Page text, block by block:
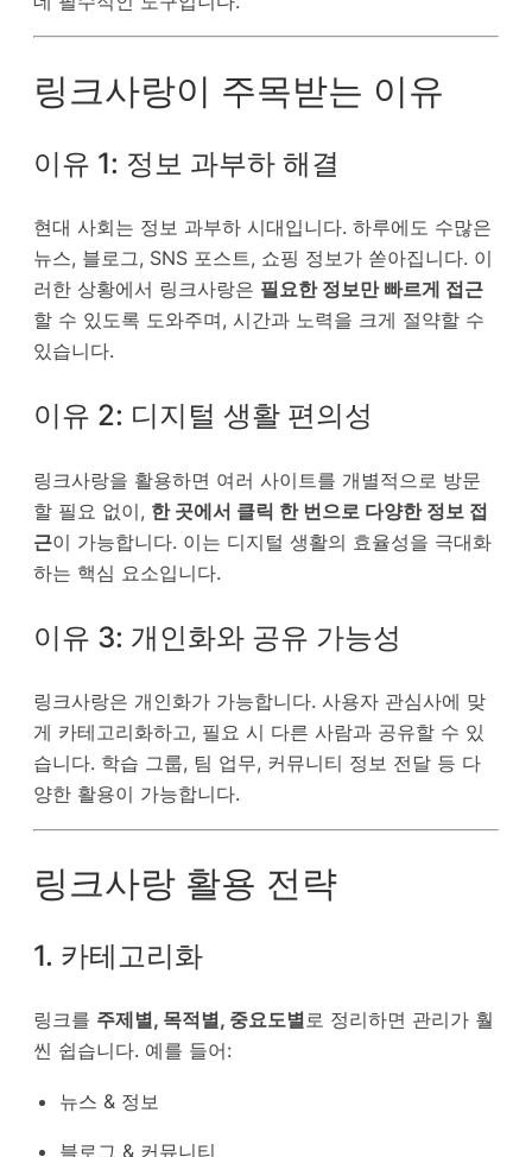
링크사랑이 주목받는 이유
이유 1: 정보 과부하 해결
현대 사회는 정보 과부하 시대입니다. 하루에도 수많은
뉴스, 블로그, SNS 포스트, 쇼핑 정보가 쏟아집니다. 이
러한 상황에서 링크사랑은 필요한 정보만 빠르게 접근
할 수 있도록 도와주며, 시간과 노력을 크게 절약할 수
있습니다.
이유 2: 디지털 생활 편의성
링크사랑을 활용하면 여러 사이트를 개별적으로 방문
할 필요 없이, 한 곳에서 클릭 한 번으로 다양한 정보 접
근이 가능합니다. 이는 디지털 생활의 효율성을 극대화
하는 핵심 요소입니다.
이유 3: 개인화와 공유 가능성
링크사랑은 개인화가 가능합니다. 사용자 관심사에 맞
게 카테고리화하고, 필요 시 다른 사람과 공유할 수 있
습니다. 학습 그룹, 팀 업무, 커뮤니티 정보 전달 등 다
양한 활용이 가능합니다.
링크사랑 활용 전략
1. 카테고리화
링크를 주제별, 목적별, 중요도별로 정리하면 관리가 훨
씬 쉽습니다. 예를 들어:
뉴스 & 정보
블로그 & 커뮤니티